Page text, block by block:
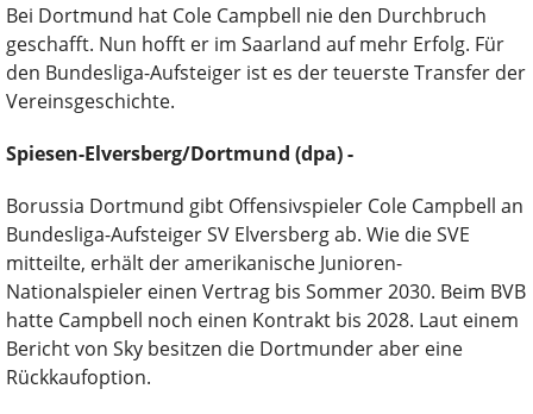
Bei Dortmund hat Cole Campbell nie den Durchbruch
geschafft. Nun hofft er im Saarland auf mehr Erfolg. Für
den Bundesliga-Aufsteiger ist es der teuerste Transfer der
Vereinsgeschichte.
Spiesen-Elversberg/Dortmund (dpa) -
Borussia Dortmund gibt Offensivspieler Cole Campbell an
Bundesliga-Aufsteiger SV Elversberg ab. Wie die SVE
mitteilte, erhält der amerikanische Junioren-
Nationalspieler einen Vertrag bis Sommer 2030. Beim BVB
hatte Campbell noch einen Kontrakt bis 2028. Laut einem
Bericht von Sky besitzen die Dortmunder aber eine
Rückkaufoption.